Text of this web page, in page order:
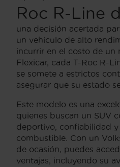
Roc R-Line
una decisión acertada
un vehículo de alto
incurrir en el costo de un
Flexicar, cada T-Roc R-
se somete a estrictos
asegurar que su estado
Este modelo es una
quienes buscan un SUV
deportivo, confiabilidad
combustible. Con un
de ocasión, puedes
ventajas, incluyendo su